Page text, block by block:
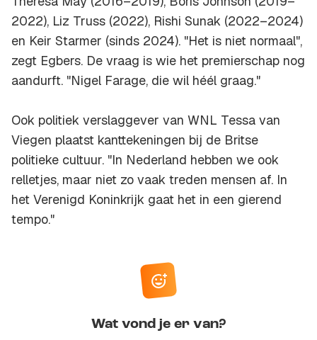
2022), Liz Truss (2022), Rishi Sunak (2022–2024)
en Keir Starmer (sinds 2024). "Het is niet normaal",
zegt Egbers. De vraag is wie het premierschap nog
aandurft. "Nigel Farage, die wil héél graag."
Ook politiek verslaggever van WNL Tessa van
Viegen plaatst kanttekeningen bij de Britse
politieke cultuur. "In Nederland hebben we ook
relletjes, maar niet zo vaak treden mensen af. In
het Verenigd Koninkrijk gaat het in een gierend
tempo."
Wat vond je er van?